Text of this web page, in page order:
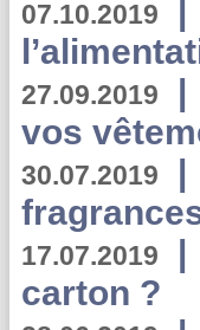
07.10.2019 |
27.09.2019 |
vos
30.07.2019 |
17.07.2019 |
carton ?